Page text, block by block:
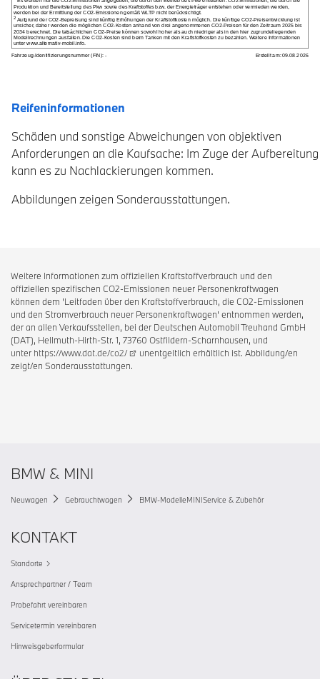
Reifeninformationen
Schäden und sonstige Abweichungen von objektiven
Anforderungen an die Kaufsache: Im Zuge der Aufbereitung
kann es zu Nachlackierungen kommen.
Abbildungen zeigen Sonderausstattungen.
Weitere Informationen zum offiziellen Kraftstoffverbrauch und den
offiziellen spezifischen CO2-Emissionen neuer Personenkraftwagen
können dem 'Leitfaden über den Kraftstoffverbrauch, die CO2-Emissionen
und den Stromverbrauch neuer Personenkraftwagen' entnommen werden,
der an allen Verkaufsstellen, bei der Deutschen Automobil Treuhand GmbH
(DAT), Hellmuth-Hirth-Str. 1, 73760 Ostfildern-Scharnhausen, und
unter https://www.dat.de/co2/
unentgeltlich erhältlich ist. Abbildung/en
zeigt/en Sonderausstattungen.
BMW & MINI
Neuwagen Gebrauchtwagen BMW-ModelleMINIService & Zubehör
KONTAKT
Standorte
Ansprechpartner / Team
Probefahrt vereinbaren
Servicetermin vereinbaren
Hinweisgeberformular